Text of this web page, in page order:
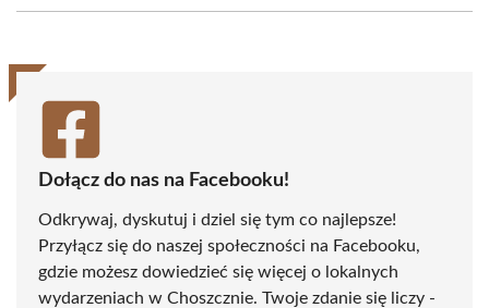
(Twitter)
Dołącz do nas na Facebooku!
Odkrywaj, dyskutuj i dziel się tym co najlepsze!
Przyłącz się do naszej społeczności na Facebooku,
gdzie możesz dowiedzieć się więcej o lokalnych
wydarzeniach w Choszcznie. Twoje zdanie się liczy -